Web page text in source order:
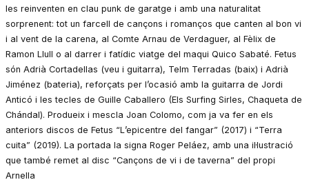
les reinventen en clau punk de garatge i amb una naturalitat
sorprenent: tot un farcell de cançons i romanços que canten al bon vi
i al vent de la carena, al Comte Arnau de Verdaguer, al Fèlix de
Ramon Llull o al darrer i fatídic viatge del maqui Quico Sabaté. Fetus
són Adrià Cortadellas (veu i guitarra), Telm Terradas (baix) i Adrià
Jiménez (bateria), reforçats per l’ocasió amb la guitarra de Jordi
Anticó i les tecles de Guille Caballero (Els Surfing Sirles, Chaqueta de
Chándal). Produeix i mescla Joan Colomo, com ja va fer en els
anteriors discos de Fetus “L’epicentre del fangar” (2017) i “Terra
cuita” (2019). La portada la signa Roger Peláez, amb una il·lustració
que també remet al disc “Cançons de vi i de taverna” del propi
Arnella